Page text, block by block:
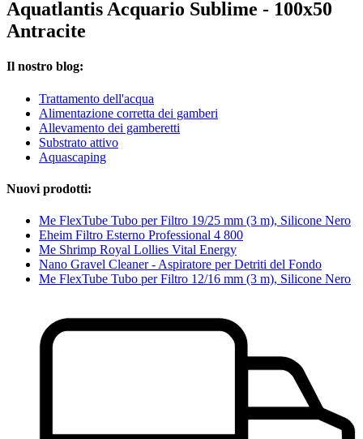
Aquatlantis Acquario Sublime - 100x50
Antracite
Il nostro blog:
Trattamento dell'acqua
Alimentazione corretta dei gamberi
Allevamento dei gamberetti
Substrato attivo
Aquascaping
Nuovi prodotti:
Me FlexTube Tubo per Filtro 19/25 mm (3 m), Silicone Nero
Eheim Filtro Esterno Professional 4 800
Me Shrimp Royal Lollies Vital Energy
Nano Gravel Cleaner - Aspiratore per Detriti del Fondo
Me FlexTube Tubo per Filtro 12/16 mm (3 m), Silicone Nero